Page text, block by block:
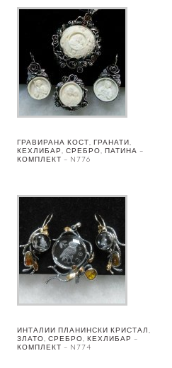
ГРАВИРАНА КОСТ, ГРАНАТИ,
КЕХЛИБАР, СРЕБРО, ПАТИНА –
КОМПЛЕКТ – N776
ИНТАЛИИ ПЛАНИНСКИ КРИСТАЛ,
ЗЛАТО, СРЕБРО, КЕХЛИБАР –
КОМПЛЕКТ – N774